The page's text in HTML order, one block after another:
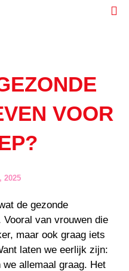
VOOR
2025
de gezonde
van vrouwen die
maar ook graag iets
laten we eerlijk zijn:
we allemaal graag. Het